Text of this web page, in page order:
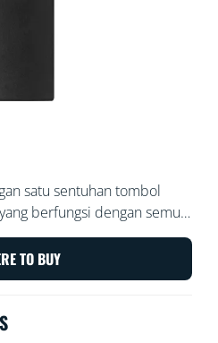
satu sentuhan tombol
berfungsi dengan semua
15 meter.
cerahkan atau redupkan
malam, atau atur hingga
TO BUY